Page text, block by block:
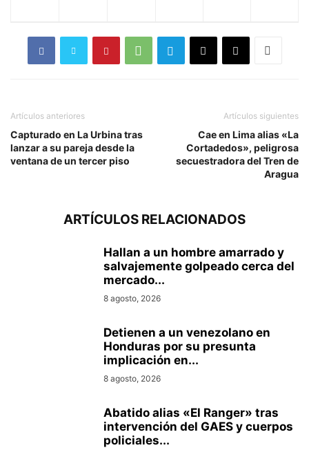
Artículos anteriores
Capturado en La Urbina tras
lanzar a su pareja desde la
ventana de un tercer piso
Artículos siguientes
Cae en Lima alias «La
Cortadedos», peligrosa
secuestradora del Tren de
Aragua
ARTÍCULOS RELACIONADOS
Hallan a un hombre amarrado y
salvajemente golpeado cerca del
mercado...
8 agosto, 2026
Detienen a un venezolano en
Honduras por su presunta
implicación en...
8 agosto, 2026
Abatido alias «El Ranger» tras
intervención del GAES y cuerpos
policiales...